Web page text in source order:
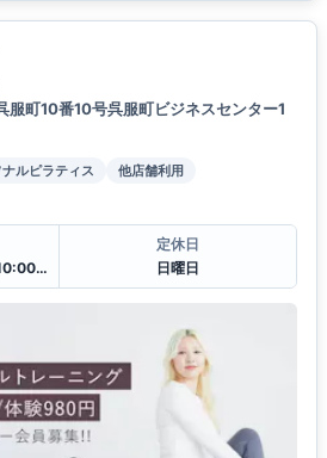
服町10番10号呉服町ビジネスセンター1
ルピラティス
他店舗利用
平日 10:00〜21:00/土祝10:00〜19:30
定休日
日曜日